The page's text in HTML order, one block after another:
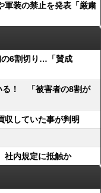
軍装の禁止を発表「厳粛
の6割切り…「賛成
る！ 「被害者の8割が
収していた事が判明
社内規定に抵触か